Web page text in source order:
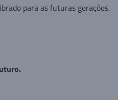
para as futuras gerações.